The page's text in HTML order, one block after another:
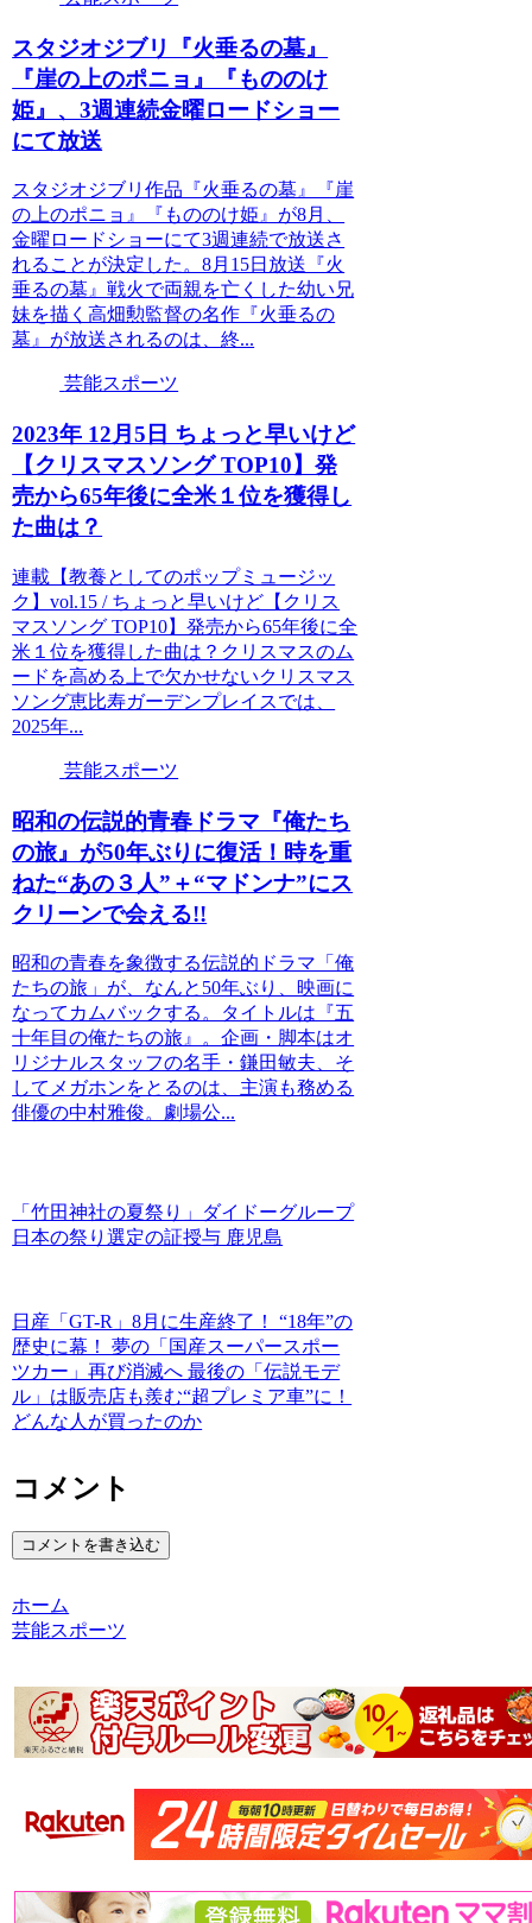
スタジオジブリ『火垂るの墓』
『崖の上のポニョ』『もののけ
姫』、3週連続金曜ロードショー
にて放送
スタジオジブリ作品『火垂るの墓』『崖
の上のポニョ』『もののけ姫』が8月、
金曜ロードショーにて3週連続で放送さ
れることが決定した。8月15日放送『火
垂るの墓』戦火で両親を亡くした幼い兄
妹を描く高畑勲監督の名作『火垂るの
墓』が放送されるのは、終...
芸能スポーツ
2023年 12月5日 ちょっと早いけど
【クリスマスソング TOP10】発
売から65年後に全米１位を獲得し
た曲は？
連載【教養としてのポップミュージッ
ク】vol.15 / ちょっと早いけど【クリス
マスソング TOP10】発売から65年後に全
米１位を獲得した曲は？クリスマスのム
ードを高める上で欠かせないクリスマス
ソング恵比寿ガーデンプレイスでは、
2025年...
芸能スポーツ
昭和の伝説的青春ドラマ『俺たち
の旅』が50年ぶりに復活！時を重
ねた“あの３人”＋“マドンナ”にス
クリーンで会える!!
昭和の青春を象徴する伝説的ドラマ「俺
たちの旅」が、なんと50年ぶり、映画に
なってカムバックする。タイトルは『五
十年目の俺たちの旅』。企画・脚本はオ
リジナルスタッフの名手・鎌田敏夫、そ
してメガホンをとるのは、主演も務める
俳優の中村雅俊。劇場公...
「竹田神社の夏祭り」ダイドーグループ
日本の祭り選定の証授与 鹿児島
日産「GT-R」8月に生産終了！ “18年”の
歴史に幕！ 夢の「国産スーパースポー
ツカー」再び消滅へ 最後の「伝説モデ
ル」は販売店も羨む“超プレミア車”に！
どんな人が買ったのか
コメント
コメントを書き込む
ホーム
芸能スポーツ